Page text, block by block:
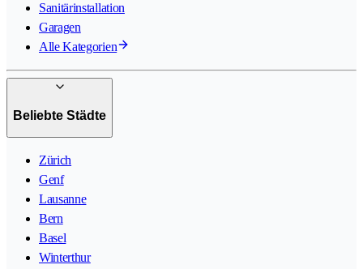
Sanitärinstallation
Garagen
Alle Kategorien
Beliebte Städte
Zürich
Genf
Lausanne
Bern
Basel
Winterthur